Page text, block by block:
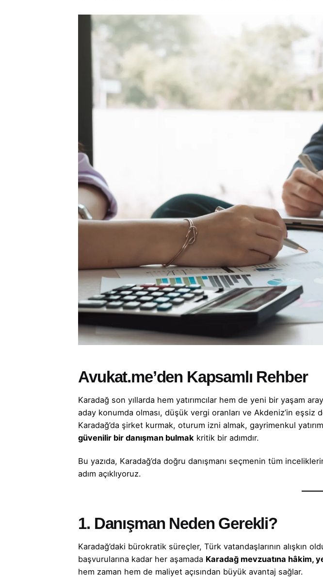
Avukat.me’den Kapsamlı Rehber
Karadağ son yıllarda hem yatırımcılar hem de yeni bir yaşam
aday konumda olması, düşük vergi oranları ve Akdeniz’in eşsiz
Karadağ’da şirket kurmak, oturum izni almak, gayrimenkul
güvenilir bir danışman bulmak kritik bir adımdır.
Bu yazıda, Karadağ’da doğru danışmanı seçmenin tüm
adım açıklıyoruz.
1. Danışman Neden Gerekli?
Karadağ’daki bürokratik süreçler, Türk vatandaşlarının alışkın
başvurularına kadar her aşamada Karadağ mevzuatına hâkim,
hem zaman hem de maliyet açısından büyük avantaj sağlar.